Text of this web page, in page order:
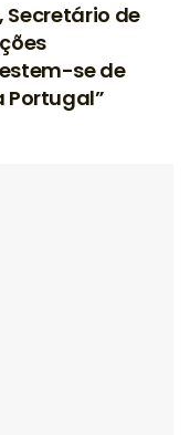
Secretário de
se de
Portugal”